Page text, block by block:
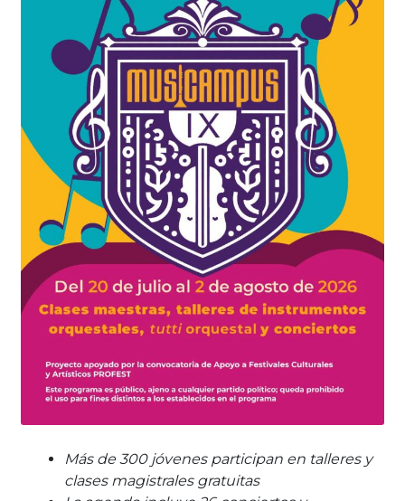
Más de 300 jóvenes participan en talleres y
clases magistrales gratuitas